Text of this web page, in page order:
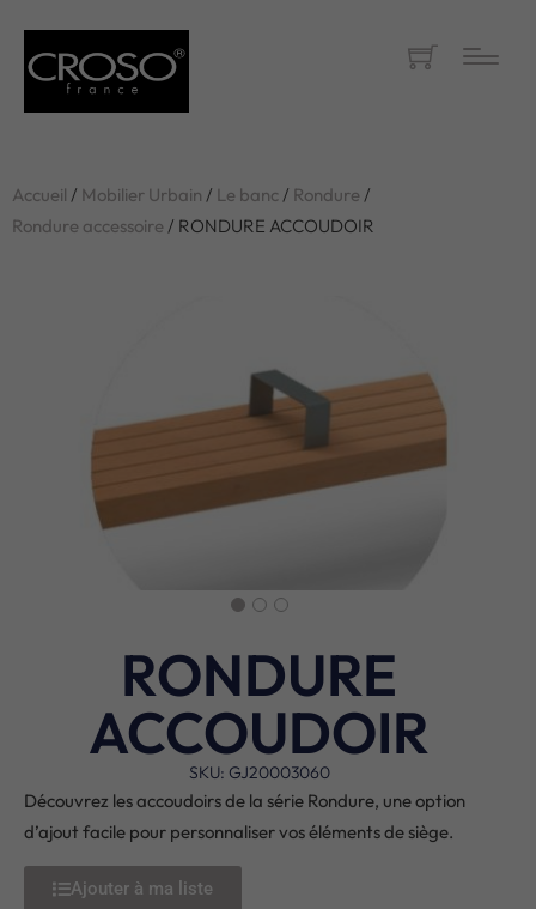
Accueil / Mobilier Urbain / Le banc / Rondure /
Rondure accessoire / RONDURE ACCOUDOIR
RONDURE
ACCOUDOIR
SKU: GJ20003060
Découvrez les accoudoirs de la série Rondure, une option
d’ajout facile pour personnaliser vos éléments de siège.
Ajouter à ma liste